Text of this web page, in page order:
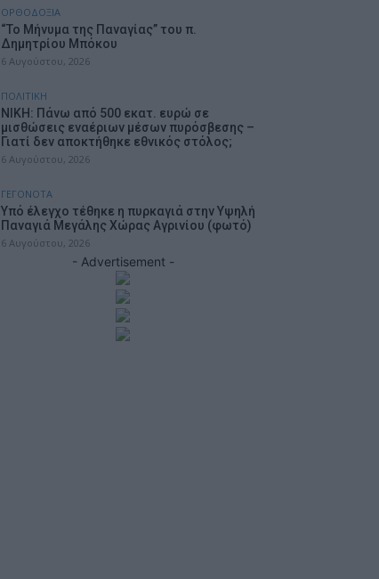
ΟΡΘΟΔΟΞΙΑ
“Το Μήνυμα της Παναγίας” του π.
Δημητρίου Μπόκου
6 Αυγούστου, 2026
ΠΟΛΙΤΙΚΗ
ΝΙΚΗ: Πάνω από 500 εκατ. ευρώ σε
μισθώσεις εναέριων μέσων πυρόσβεσης –
Γιατί δεν αποκτήθηκε εθνικός στόλος;
6 Αυγούστου, 2026
ΓΕΓΟΝΟΤΑ
Υπό έλεγχο τέθηκε η πυρκαγιά στην Υψηλή
Παναγιά Μεγάλης Χώρας Αγρινίου (φωτό)
6 Αυγούστου, 2026
- Advertisement -